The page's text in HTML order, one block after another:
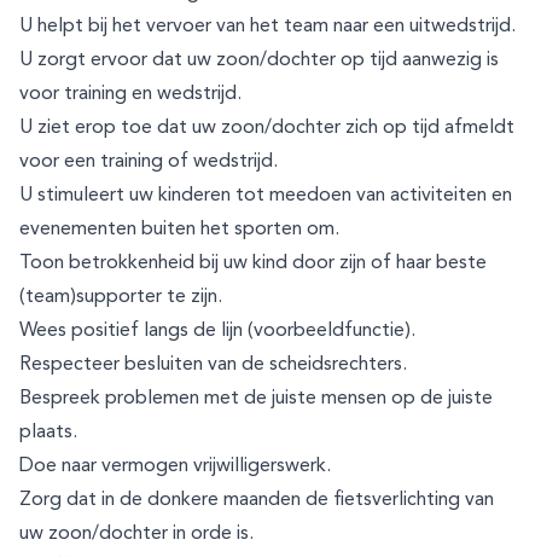
U helpt bij het vervoer van het team naar een uitwedstrijd.
U zorgt ervoor dat uw zoon/dochter op tijd aanwezig is
voor training en wedstrijd.
U ziet erop toe dat uw zoon/dochter zich op tijd afmeldt
voor een training of wedstrijd.
U stimuleert uw kinderen tot meedoen van activiteiten en
evenementen buiten het sporten om.
Toon betrokkenheid bij uw kind door zijn of haar beste
(team)supporter te zijn.
Wees positief langs de lijn (voorbeeldfunctie).
Respecteer besluiten van de scheidsrechters.
Bespreek problemen met de juiste mensen op de juiste
plaats.
Doe naar vermogen vrijwilligerswerk.
Zorg dat in de donkere maanden de fietsverlichting van
uw zoon/dochter in orde is.